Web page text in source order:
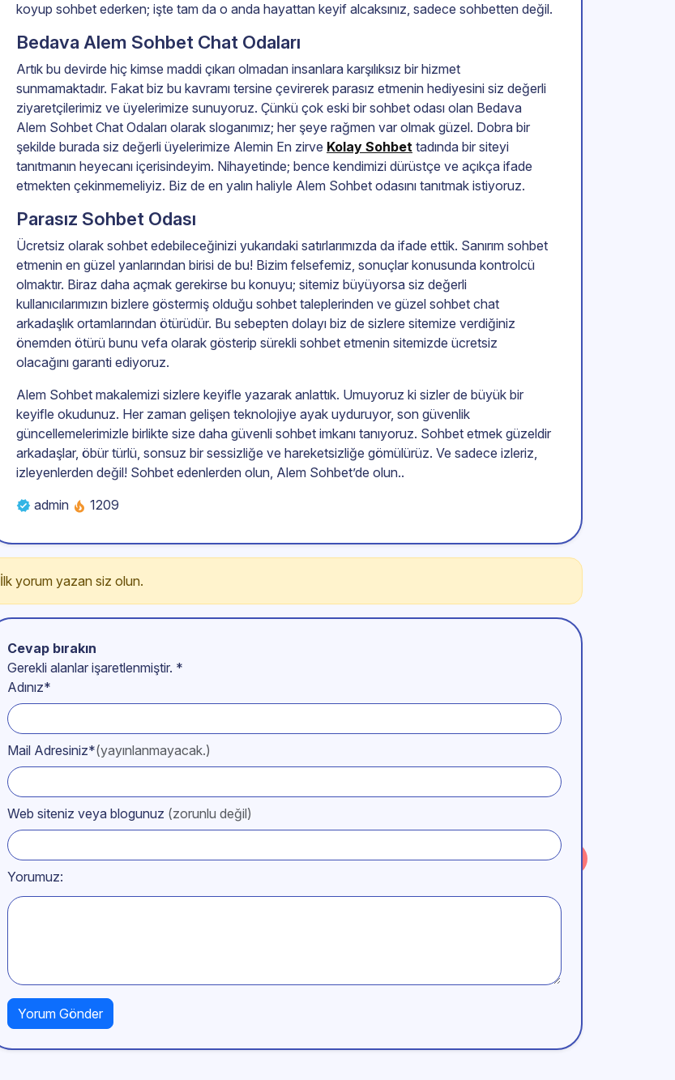
koyup sohbet ederken; işte tam da o anda hayattan keyif alcaksınız, sadece sohbetten değil.
Bedava Alem Sohbet Chat Odaları
Artık bu devirde hiç kimse maddi çıkarı olmadan insanlara karşılıksız bir hizmet
sunmamaktadır. Fakat biz bu kavramı tersine çevirerek parasız etmenin hediyesini siz değerli
ziyaretçilerimiz ve üyelerimize sunuyoruz. Çünkü çok eski bir sohbet odası olan Bedava
Alem Sohbet Chat Odaları olarak sloganımız; her şeye rağmen var olmak güzel. Dobra bir
şekilde burada siz değerli üyelerimize Alemin En zirve Kolay Sohbet tadında bir siteyi
tanıtmanın heyecanı içerisindeyim. Nihayetinde; bence kendimizi dürüstçe ve açıkça ifade
etmekten çekinmemeliyiz. Biz de en yalın haliyle Alem Sohbet odasını tanıtmak istiyoruz.
Parasız Sohbet Odası
Ücretsiz olarak sohbet edebileceğinizi yukarıdaki satırlarımızda da ifade ettik. Sanırım sohbet
etmenin en güzel yanlarından birisi de bu! Bizim felsefemiz, sonuçlar konusunda kontrolcü
olmaktır. Biraz daha açmak gerekirse bu konuyu; sitemiz büyüyorsa siz değerli
kullanıcılarımızın bizlere göstermiş olduğu sohbet taleplerinden ve güzel sohbet chat
arkadaşlık ortamlarından ötürüdür. Bu sebepten dolayı biz de sizlere sitemize verdiğiniz
önemden ötürü bunu vefa olarak gösterip sürekli sohbet etmenin sitemizde ücretsiz
olacağını garanti ediyoruz.
Alem Sohbet makalemizi sizlere keyifle yazarak anlattık. Umuyoruz ki sizler de büyük bir
keyifle okudunuz. Her zaman gelişen teknolojiye ayak uyduruyor, son güvenlik
güncellemelerimizle birlikte size daha güvenli sohbet imkanı tanıyoruz. Sohbet etmek güzeldir
arkadaşlar, öbür türlü, sonsuz bir sessizliğe ve hareketsizliğe gömülürüz. Ve sadece izleriz,
izleyenlerden değil! Sohbet edenlerden olun, Alem Sohbet’de olun..
admin
1209
İlk yorum yazan siz olun.
Cevap bırakın
Gerekli alanlar işaretlenmiştir. *
Adınız*
Mail Adresiniz*(yayınlanmayacak.)
Web siteniz veya blogunuz (zorunlu değil)
Yorumuz: